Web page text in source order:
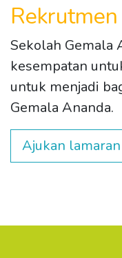
Sekolah Gemala
kesempatan
untuk menjadi
Gemala Ananda.
Ajukan lamaran